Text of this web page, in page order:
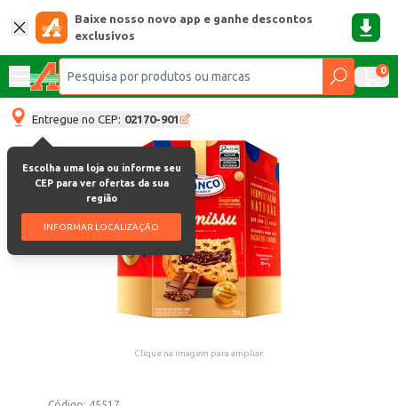
Baixe nosso novo app e ganhe descontos
exclusivos
0
Entregue no CEP: 02170-901
Escolha uma loja ou informe seu
CEP para ver ofertas da sua
região
INFORMAR LOCALIZAÇÃO
Clique na imagem para ampliar.